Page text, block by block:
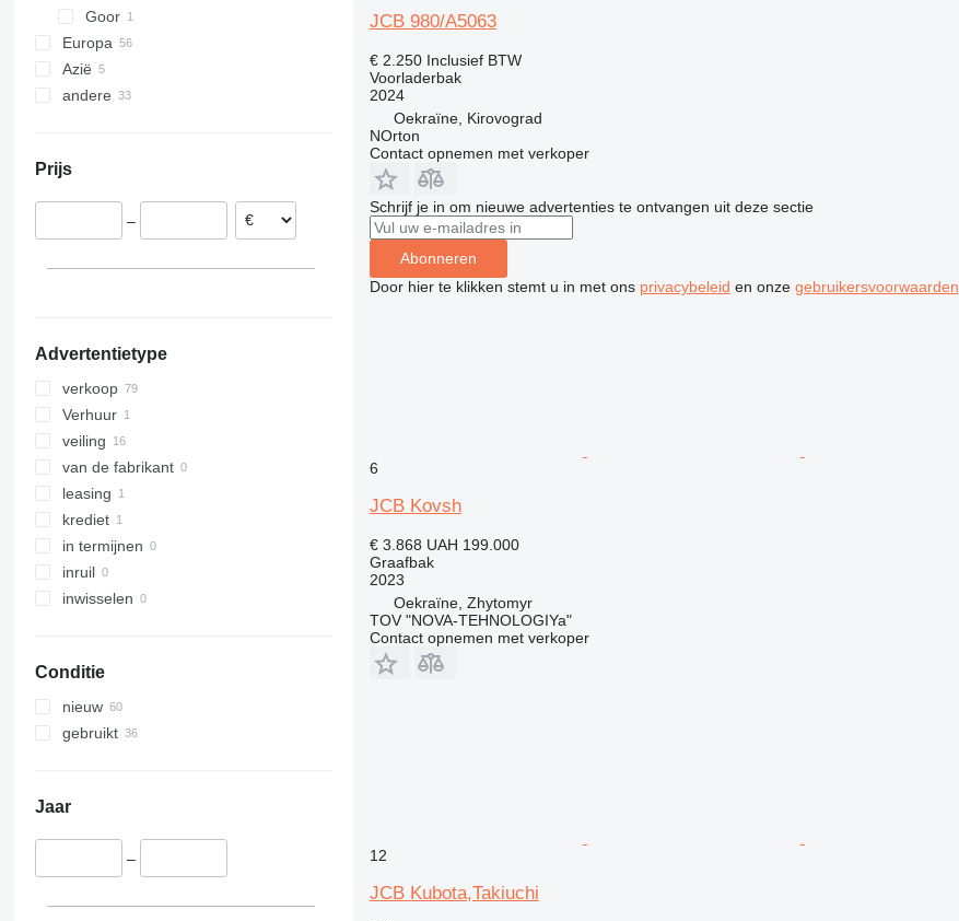
321
322
323
324
330
365
374
390
395
416
420
428
432
434
438
908
924
930
980
TLT35
Goor
Europa
Polen
Frankrijk
Slowakije
Azië
Turkije
andere
Prijs
–
Advertentietype
verkoop
Verhuur
veiling
van de fabrikant
leasing
krediet
in termijnen
inruil
inwisselen
Conditie
nieuw
gebruikt
Jaar
–
JCB 980/A5063
€ 2.250 Inclusief BTW
Voorladerbak
2024
Oekraïne, Kirovograd
NOrton
Contact opnemen met verkoper
Schrijf je in om nieuwe advertenties te ontvangen uit deze sectie
Abonneren
Door hier te klikken stemt u in met ons privacybeleid en onze gebruikersvoorwaarden
6
JCB Kovsh
€ 3.868 UAH 199.000
Graafbak
2023
Oekraïne, Zhytomyr
TOV "NOVA-TEHNOLOGIYa"
Contact opnemen met verkoper
12
JCB Kubota,Takiuchi